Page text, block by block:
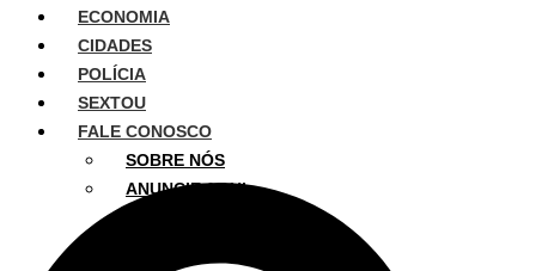
ECONOMIA
CIDADES
POLÍCIA
SEXTOU
FALE CONOSCO
SOBRE NÓS
ANUNCIE AQUI